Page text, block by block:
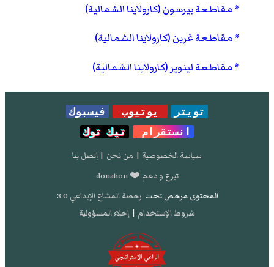
مقاطعة بيرسون (كارولاينا الشمالية)
مقاطعة غرين (كارولاينا الشمالية)
مقاطعة لينوير (كارولاينا الشمالية)
تويتر يوتيوب
فيسبوك
انستقرام
تيك توك
سياسة الخصوصية | من نحن | إتصل بنا
تبرع و دعم ❤️ donation
المحتوى مرخص تحت رخصة المشاع الإبداعي 3.0
شروط الإستخدام | إخلاء المسؤولية